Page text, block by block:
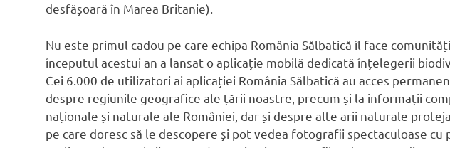
desfășoară în Marea Britanie).
Nu este primul cadou pe care echipa România Sălbatică îl face
începutul acestui an a lansat o aplicație mobilă dedicată înțelegerii
Cei 6.000 de utilizatori ai aplicației România Sălbatică au acces
despre regiunile geografice ale țării noastre, precum și la informații
naționale și naturale ale României, dar și despre alte arii naturale
pe care doresc să le descopere și pot vedea fotografii spectaculoase cu